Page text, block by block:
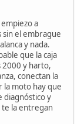
a
el embrague
y nada.
que la caja
2000 y harto,
conectan la
la moto hay que
diagnóstico y
te la entregan